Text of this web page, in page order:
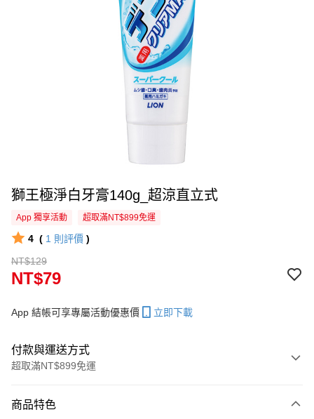
獅王極淨白牙膏140g_超涼直立式
App 獨享活動 超取滿NT$899免運
4 ( 1 則評價 )
NT$129
NT$79
App 結帳可享專屬活動優惠價 立即下載
付款與運送方式
超取滿NT$899免運
信用卡一次付款
商品特色